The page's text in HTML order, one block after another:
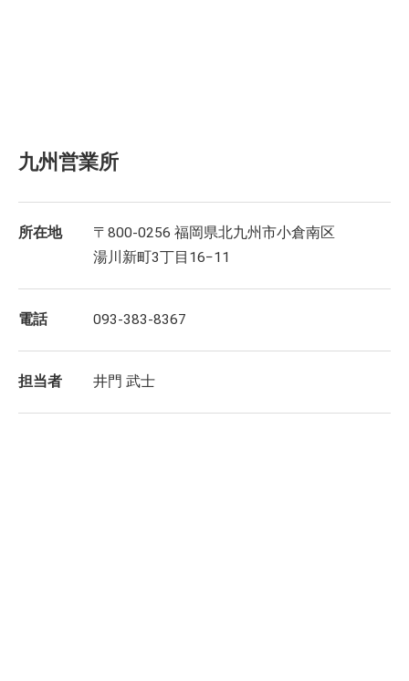
九州営業所
所在地
〒800-0256 福岡県北九州市小倉南区
湯川新町3丁目16−11
電話 093-383-8367
担当者 井門 武士